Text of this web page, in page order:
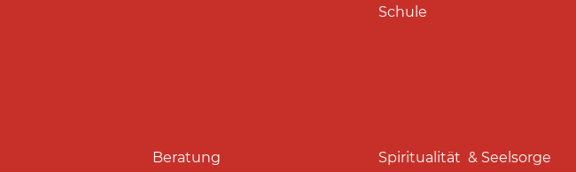
Schule
Beratung Spiritualität & Seelsorge